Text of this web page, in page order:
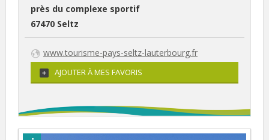
près du complexe sportif
67470 Seltz
www.tourisme-pays-seltz-lauterbourg.fr
AJOUTER À MES FAVORIS